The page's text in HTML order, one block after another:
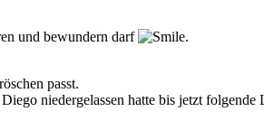
und bewundern darf
.
passt.
Diego niedergelassen hatte bis jetzt